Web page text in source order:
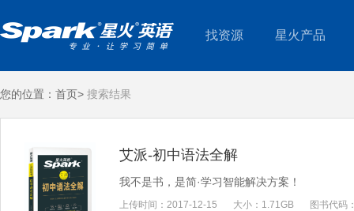
找资源 星火产品
您的位置： 首页> 搜索结果
艾派-初中语法全解
我不是书，是简·学习智能解决方案！
上传时间： 2017-12-15 大小： 1.71GB 图书代码